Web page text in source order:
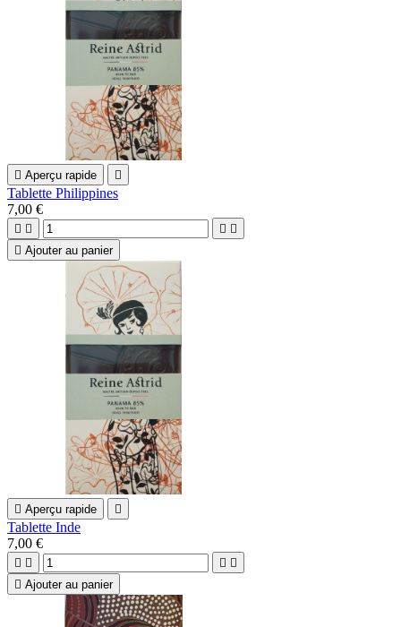
 Aperçu rapide 
Tablette Philippines
7,00 €
   
 Ajouter au panier
 Aperçu rapide 
Tablette Inde
7,00 €
   
 Ajouter au panier